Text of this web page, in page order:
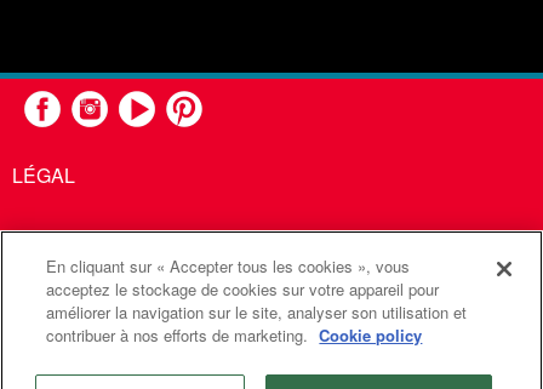
LÉGAL
United Methodist Communications est une agence de l'Église
Méthodiste Unie
Communications Méthodistes Unies. Tous droits
réservés
En cliquant sur « Accepter tous les cookies », vous
acceptez le stockage de cookies sur votre appareil pour
améliorer la navigation sur le site, analyser son utilisation et
contribuer à nos efforts de marketing. Cookie policy